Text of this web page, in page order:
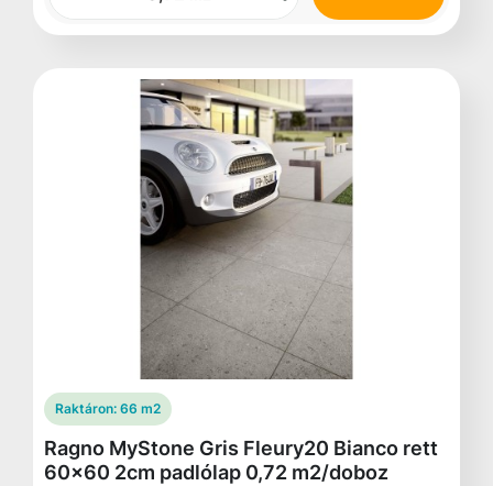
Raktáron: 66 m2
Ragno MyStone Gris Fleury20 Bianco rett
60x60 2cm padlólap 0,72 m2/doboz